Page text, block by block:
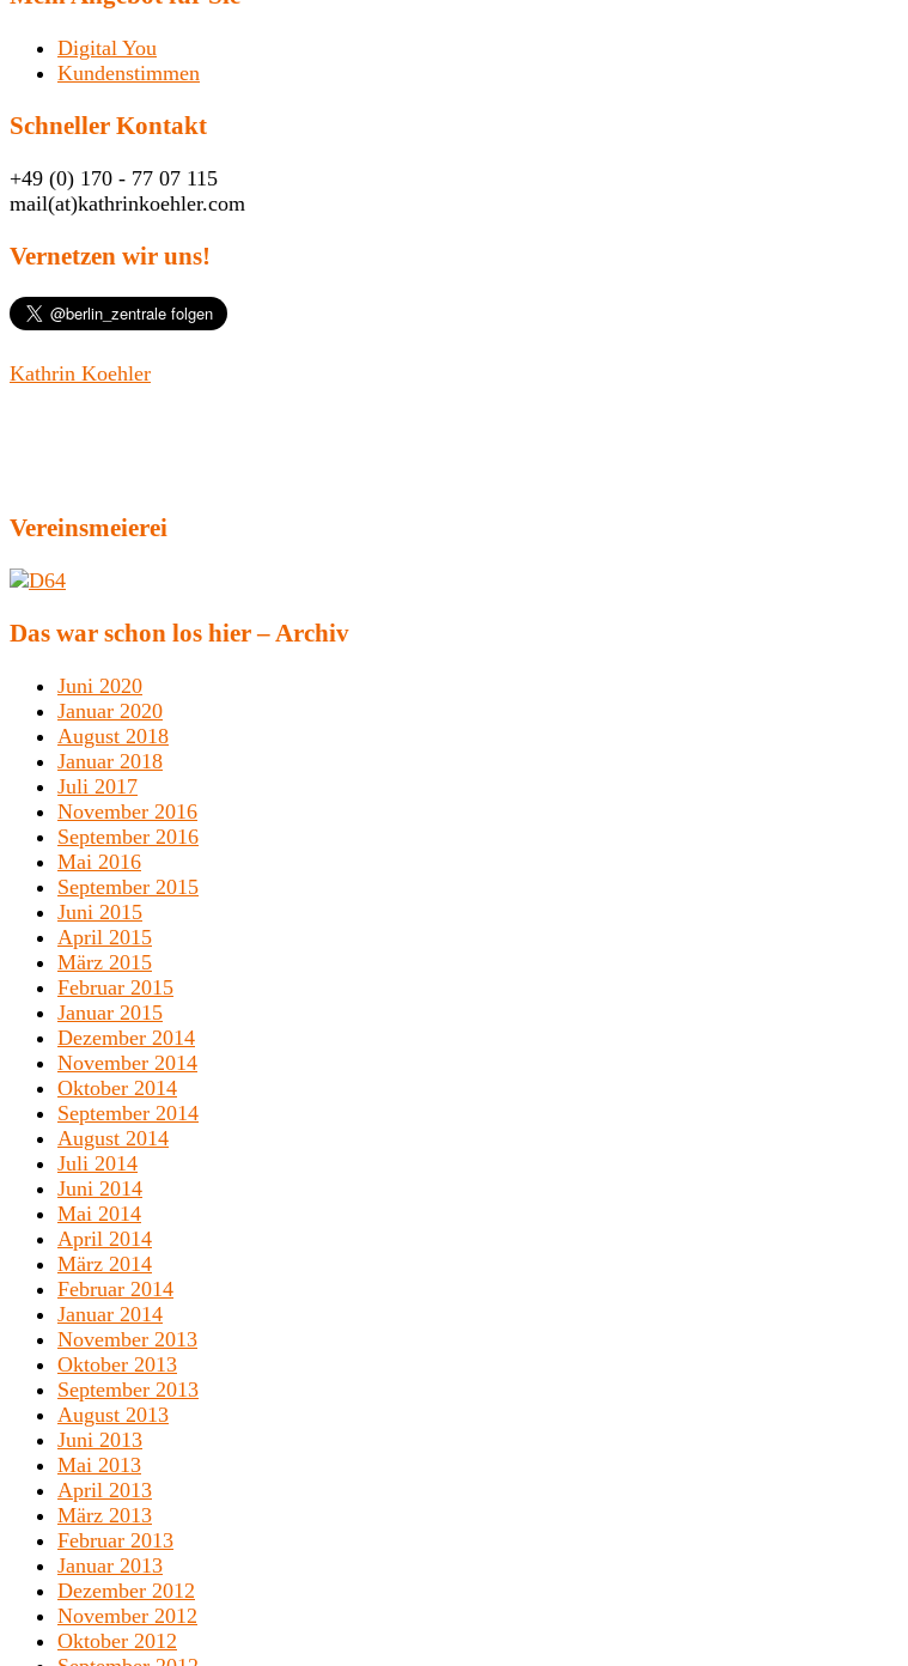
Digital You
Kundenstimmen
Schneller Kontakt
+49 (0) 170 - 77 07 115
mail(at)kathrinkoehler.com
Vernetzen wir uns!
Kathrin Koehler
Vereinsmeierei
Das war schon los hier – Archiv
Juni 2020
Januar 2020
August 2018
Januar 2018
Juli 2017
November 2016
September 2016
Mai 2016
September 2015
Juni 2015
April 2015
März 2015
Februar 2015
Januar 2015
Dezember 2014
November 2014
Oktober 2014
September 2014
August 2014
Juli 2014
Juni 2014
Mai 2014
April 2014
März 2014
Februar 2014
Januar 2014
November 2013
Oktober 2013
September 2013
August 2013
Juni 2013
Mai 2013
April 2013
März 2013
Februar 2013
Januar 2013
Dezember 2012
November 2012
Oktober 2012